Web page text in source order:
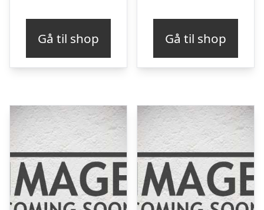
kr. 1.999,00.kr. 1.199,00.
Gå til shop Gå til shop